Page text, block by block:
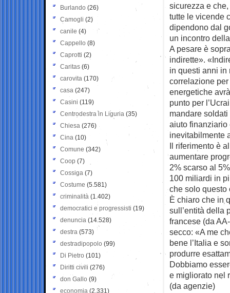
sicurezza e
tutte le vicende
dipendono dal
un incontro
A pesare è
indirette».
in questi anni in
correlazione
energetiche
punto per
mandare
aiuto finanziario
inevitabilmente
Il riferimento è
aumentare
2% scarso al
100 miliardi in
che solo questo
È chiaro che in
sull’entità della
francese (da
secco: «A me
bene l’Italia e
produrre
Dobbiamo
e migliorato nel
(da agenzie)
Burlando (26)
Camogli (2)
canile (4)
Cappello (8)
Caprotti (2)
Caritas (6)
carovita (170)
casa (247)
Casini (119)
Centrodestra in Liguria (35)
Chiesa (276)
Cina (10)
Comune (342)
Coop (7)
Cossiga (7)
Costume (5.581)
criminalità (1.402)
democratici e progressisti (19)
denuncia (14.528)
destra (573)
destradipopolo (99)
Di Pietro (101)
Diritti civili (276)
don Gallo (9)
economia (2.331)